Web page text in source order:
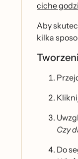
ciche
Aby
kilka
Czy
Do